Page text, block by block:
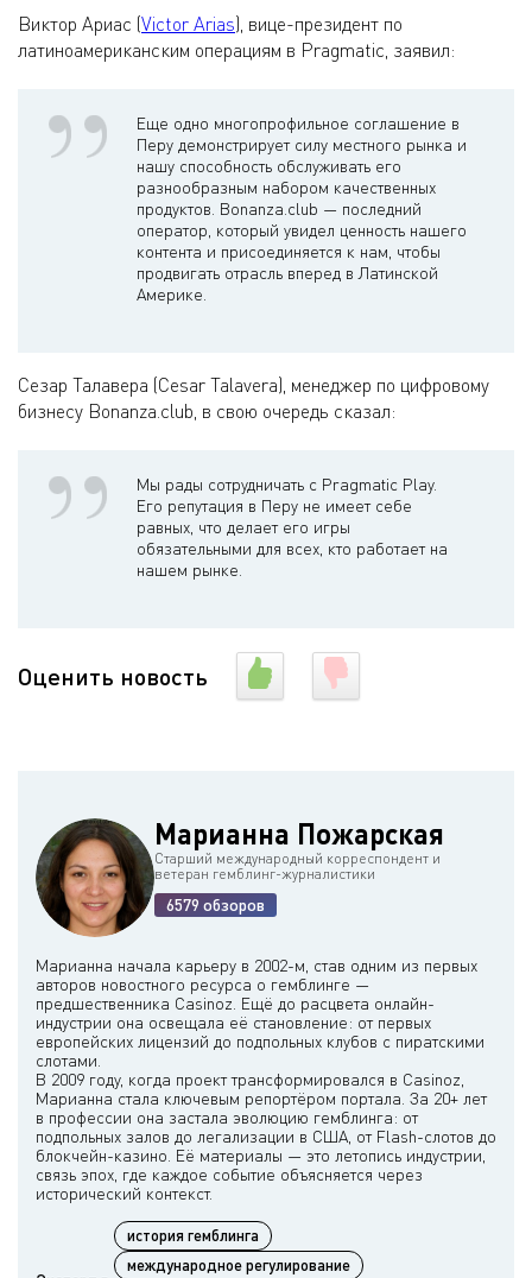
Виктор Ариас (Victor Arias), вице-президент по
латиноамериканским операциям в Pragmatic, заявил:
Еще одно многопрофильное соглашение в
Перу демонстрирует силу местного рынка и
нашу способность обслуживать его
разнообразным набором качественных
продуктов. Bonanza.club — последний
оператор, который увидел ценность нашего
контента и присоединяется к нам, чтобы
продвигать отрасль вперед в Латинской
Америке.
Сезар Талавера (Cesar Talavera), менеджер по цифровому
бизнесу Bonanza.club, в свою очередь сказал:
Мы рады сотрудничать с Pragmatic Play.
Его репутация в Перу не имеет себе
равных, что делает его игры
обязательными для всех, кто работает на
нашем рынке.
Оценить новость
Марианна Пожарская
Старший международный корреспондент и
ветеран гемблинг-журналистики
6579 обзоров
Марианна начала карьеру в 2002-м, став одним из первых
авторов новостного ресурса о гемблинге —
предшественника Casinoz. Ещё до расцвета онлайн-
индустрии она освещала её становление: от первых
европейских лицензий до подпольных клубов с пиратскими
слотами.
В 2009 году, когда проект трансформировался в Casinoz,
Марианна стала ключевым репортёром портала. За 20+ лет
в профессии она застала эволюцию гемблинга: от
подпольных залов до легализации в США, от Flash-слотов до
блокчейн-казино. Её материалы — это летопись индустрии,
связь эпох, где каждое событие объясняется через
история гемблинга
международное регулирование